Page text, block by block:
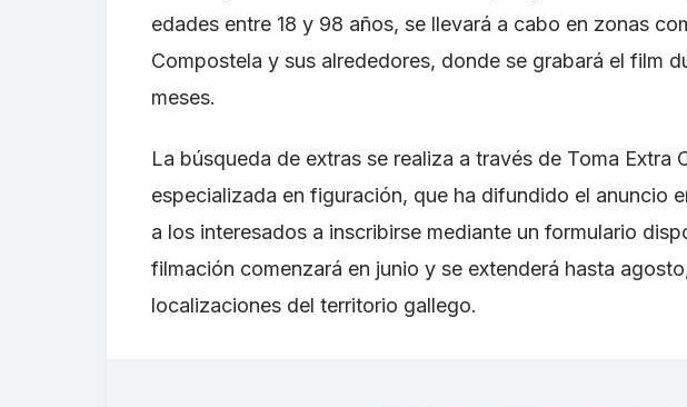
edades entre 18 y 98 años, se llevará a cabo en zonas
Compostela y sus alrededores, donde se grabará el film
meses.
La búsqueda de extras se realiza a través de Toma Extra
especializada en figuración, que ha difundido el anuncio
a los interesados a inscribirse mediante un formulario
filmación comenzará en junio y se extenderá hasta
localizaciones del territorio gallego.